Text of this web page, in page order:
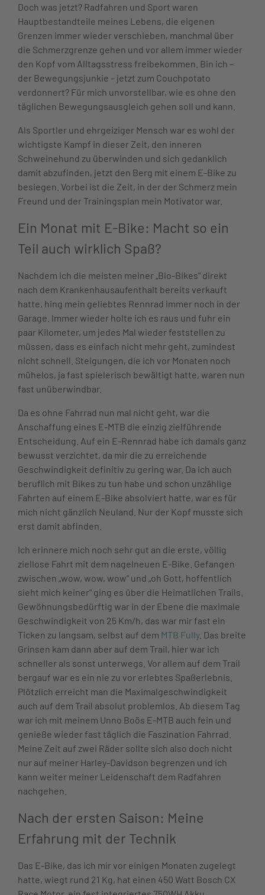
Doch was jetzt? Radfahren und Sport waren
Hauptbestandteile meines Lebens, die eigenen
Grenzen immer wieder verschieben, manchmal über
die Schmerzgrenze gehen und vor allem immer wieder
den Kopf vom Alltagsstress freibekommen. Bin ich –
der Bewegungsjunkie – jetzt zum Couchpotato
verdonnert? Für mich unvorstellbar, wie es ohne den
täglichen Bewegungsausgleich gehen soll und kann.
Als Sportler und ehrgeiziger Mensch war es wohl der
wichtigste Kampf in dieser Zeit, den inneren
Schweinehund zu überwinden und sich gedanklich
damit abzufinden, jetzt den Berg mit einem E-Bike zu
besiegen. Vorbei ist die Zeit, in der der Schmerz mein
Freund und der Trainingsplan mein Motivator war.
Ein Monat mit E-Bike: Macht so ein
Teil auch wirklich Spaß?
Nachdem ich die meisten meiner „Bio-Bikes“ direkt
nach dem Krankenhausaufenthalt bereits verkauft
hatte, hing mein geliebtes Rennrad immer noch in der
Garage. Immer wieder holte ich es raus und fuhr ein
paar Kilometer, um jedes Mal wieder feststellen zu
müssen, dass es einfach nicht mehr geht, zumindest
nicht schnell. Steigungen, die ich vor Monaten noch
mühelos, ja fast spielerisch bewältigt hatte, waren nun
fast unüberwindbar.
Da es ohne Fahrrad nun mal nicht geht, war die
Anschaffung eines E-MTB die einzig zielführende
Entscheidung. Auf ein E-Rennrad habe ich damals ganz
bewusst verzichtet, da mir die zu erreichende
Geschwindigkeit definitiv zu gering war. Da ich auch
beruflich mit Bikes zu tun habe und schon unzählige
Fahrten auf einem E-Bike absolviert hatte, war es für
mich nicht gänzlich Neuland. Nur der Kopf musste sich
erst damit abfinden.
Ich erinnere mich noch sehr gut an die erste, völlig
ziellose Fahrt mit dem nagelneuen E-Bike. Gefangen
zwischen „wow, wow, wow“ und „oh Gott, hoffentlich
sieht mich keiner“ ging es über die Heimatlichen Trails.
Gewöhnungsbedürftig war in der Ebene die maximale
Geschwindigkeit von 25 Km/h, das war mir fast ein
Ticken zu langsam, selbst auf dem MTB Fully. Das breite
Grinsen kam dann aber auf dem Trail, hier war ich
schneller als sonst unterwegs. Vor allem auf dem Trail
bergauf war es ein nie zu vor erlebtes Spaßerlebnis.
Plötzlich erreicht man die Maximalgeschwindigkeit
auch auf dem Trail absolut problemlos. Ab diesem Tag
war ich mit meinem Unno Boös E-MTB auch fein und
genieße wieder fast täglich die Faszination Fahrrad.
Meine Zeit auf zwei Räder sollte sich also doch nicht
nur auf meiner Harley-Davidson begrenzen und ich
kann weiter meiner Leidenschaft dem Radfahren
nachgehen.
Nach der ersten Saison: Meine
Erfahrung mit der Technik
Das E-Bike, das ich mir vor einigen Monaten zugelegt
hatte, wiegt rund 21 Kg, hat einen 450 Watt Bosch CX